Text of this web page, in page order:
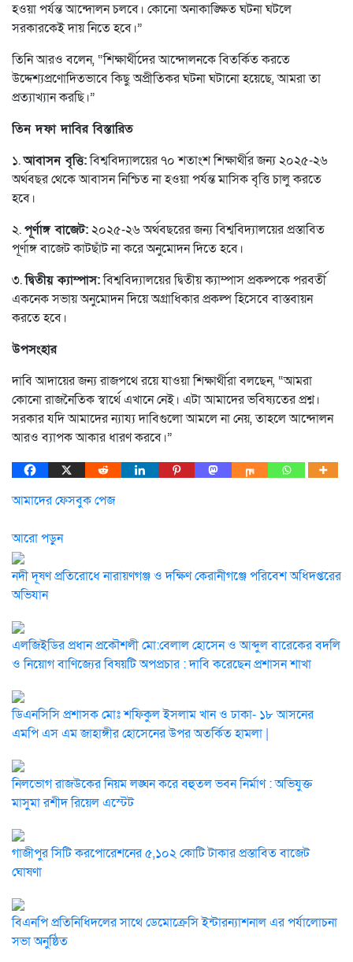
হওয়া পর্যন্ত আন্দোলন চলবে। কোনো অনাকাঙ্ক্ষিত ঘটনা ঘটলে
সরকারকেই দায় নিতে হবে।”
তিনি আরও বলেন, “শিক্ষার্থীদের আন্দোলনকে বিতর্কিত করতে
উদ্দেশ্যপ্রণোদিতভাবে কিছু অপ্রীতিকর ঘটনা ঘটানো হয়েছে, আমরা তা
প্রত্যাখ্যান করছি।”
তিন দফা দাবির বিস্তারিত
১.আবাসন বৃত্তি:বিশ্ববিদ্যালয়ের ৭০ শতাংশ শিক্ষার্থীর জন্য ২০২৫-২৬
অর্থবছর থেকে আবাসন নিশ্চিত না হওয়া পর্যন্ত মাসিক বৃত্তি চালু করতে
হবে।
২.পূর্ণাঙ্গ বাজেট: ২০২৫-২৬ অর্থবছরের জন্য বিশ্ববিদ্যালয়ের প্রস্তাবিত
পূর্ণাঙ্গ বাজেট কাটছাঁট না করে অনুমোদন দিতে হবে।
৩.দ্বিতীয় ক্যাম্পাস:বিশ্ববিদ্যালয়ের দ্বিতীয় ক্যাম্পাস প্রকল্পকে পরবর্তী
একনেক সভায় অনুমোদন দিয়ে অগ্রাধিকার প্রকল্প হিসেবে বাস্তবায়ন
করতে হবে।
উপসংহার
দাবি আদায়ের জন্য রাজপথে রয়ে যাওয়া শিক্ষার্থীরা বলছেন, “আমরা
কোনো রাজনৈতিক স্বার্থে এখানে নেই। এটা আমাদের ভবিষ্যতের প্রশ্ন।
সরকার যদি আমাদের ন্যায্য দাবিগুলো আমলে না নেয়, তাহলে আন্দোলন
আরও ব্যাপক আকার ধারণ করবে।”
আমাদের ফেসবুক পেজ
আরো পড়ুন
নদী দূষণ প্রতিরোধে নারায়ণগঞ্জ ও দক্ষিণ কেরানীগঞ্জে পরিবেশ অধিদপ্তরের
অভিযান
এলজিইডির প্রধান প্রকৌশলী মো:বেলাল হোসেন ও আব্দুল বারেকের বদলি
ও নিয়োগ বাণিজ্যের বিষয়টি অপপ্রচার : দাবি করেছেন প্রশাসন শাখা
ডিএনসিসি প্রশাসক মোঃ শফিকুল ইসলাম খান ও ঢাকা- ১৮ আসনের
এমপি এস এম জাহাঙ্গীর হোসেনের উপর অতর্কিত হামলা |
নিলভোগ রাজউকের নিয়ম লঙ্ঘন করে বহুতল ভবন নির্মাণ : অভিযুক্ত
মাসুমা রশীদ রিয়েল এস্টেট
গাজীপুর সিটি করপোরেশনের ৫,১০২ কোটি টাকার প্রস্তাবিত বাজেট
ঘোষণা
বিএনপি প্রতিনিধিদলের সাথে ডেমোক্রেসি ইন্টারন্যাশনাল এর পর্যালোচনা
সভা অনুষ্ঠিত